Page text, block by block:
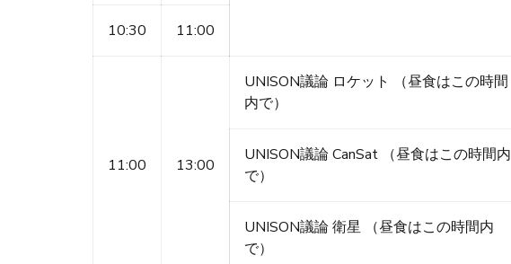
10:30 11:00
11:00 13:00
UNISON議論 ロケット （昼食はこの時間
内で）
UNISON議論 CanSat （昼食はこの時間内
で）
UNISON議論 衛星 （昼食はこの時間内
で）